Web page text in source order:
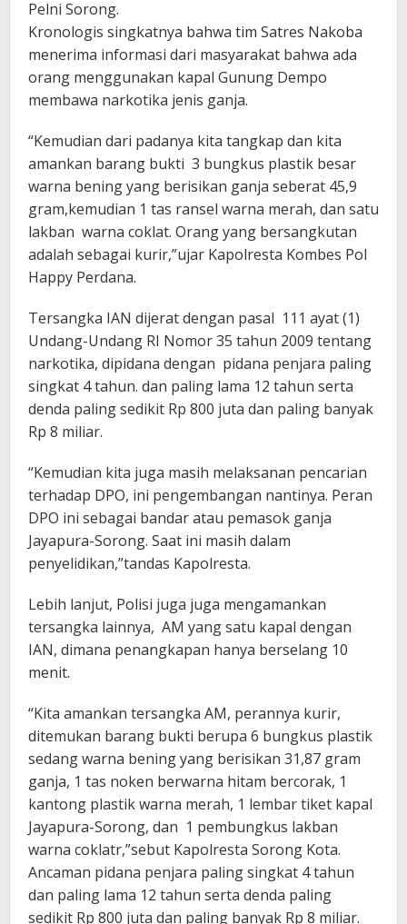
Pelni Sorong.
Kronologis singkatnya bahwa tim Satres Nakoba
menerima informasi dari masyarakat bahwa ada
orang menggunakan kapal Gunung Dempo
membawa narkotika jenis ganja.
“Kemudian dari padanya kita tangkap dan kita
amankan barang bukti 3 bungkus plastik besar
warna bening yang berisikan ganja seberat 45,9
gram,kemudian 1 tas ransel warna merah, dan satu
lakban warna coklat. Orang yang bersangkutan
adalah sebagai kurir,”ujar Kapolresta Kombes Pol
Happy Perdana.
Tersangka IAN dijerat dengan pasal 111 ayat (1)
Undang-Undang RI Nomor 35 tahun 2009 tentang
narkotika, dipidana dengan pidana penjara paling
singkat 4 tahun. dan paling lama 12 tahun serta
denda paling sedikit Rp 800 juta dan paling banyak
Rp 8 miliar.
“Kemudian kita juga masih melaksanan pencarian
terhadap DPO, ini pengembangan nantinya. Peran
DPO ini sebagai bandar atau pemasok ganja
Jayapura-Sorong. Saat ini masih dalam
penyelidikan,”tandas Kapolresta.
Lebih lanjut, Polisi juga juga mengamankan
tersangka lainnya, AM yang satu kapal dengan
IAN, dimana penangkapan hanya berselang 10
menit.
“Kita amankan tersangka AM, perannya kurir,
ditemukan barang bukti berupa 6 bungkus plastik
sedang warna bening yang berisikan 31,87 gram
ganja, 1 tas noken berwarna hitam bercorak, 1
kantong plastik warna merah, 1 lembar tiket kapal
Jayapura-Sorong, dan 1 pembungkus lakban
warna coklatr,”sebut Kapolresta Sorong Kota.
Ancaman pidana penjara paling singkat 4 tahun
dan paling lama 12 tahun serta denda paling
sedikit Rp 800 juta dan paling banyak Rp 8 miliar.